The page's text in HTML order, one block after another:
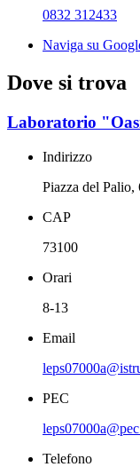
0832 312433
Naviga su
Dove si trova
Laboratorio
Indirizzo
Piazza del Palio,
CAP
73100
Orari
8-13
Email
PEC
Telefono